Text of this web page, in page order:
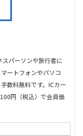
スパーソンや旅行者に
ートフォンやパソコ
数料無料です。ICカー
円（税込）で会員価